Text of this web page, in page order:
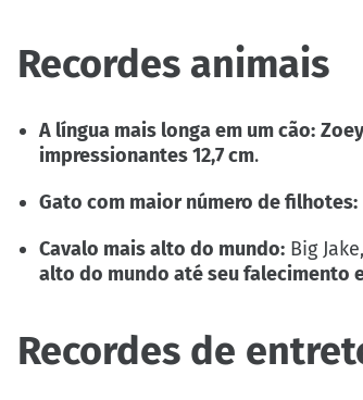
Recordes animais
A língua mais longa em um cão:
impressionantes 12,7 cm.
Gato com maior número de filhotes:
Cavalo mais alto do mundo: Big
alto do mundo até seu falecimento
Recordes de